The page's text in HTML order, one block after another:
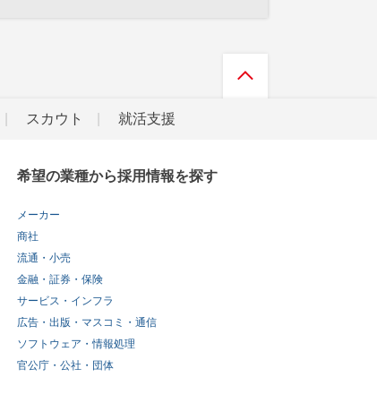
スカウト 就活支援
希望の業種から採用情報を探す
メーカー
商社
流通・小売
金融・証券・保険
サービス・インフラ
広告・出版・マスコミ・通信
ソフトウェア・情報処理
官公庁・公社・団体